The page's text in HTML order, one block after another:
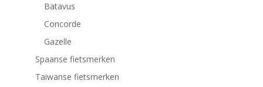
Batavus
Concorde
Gazelle
Spaanse fietsmerken
Taiwanse fietsmerken